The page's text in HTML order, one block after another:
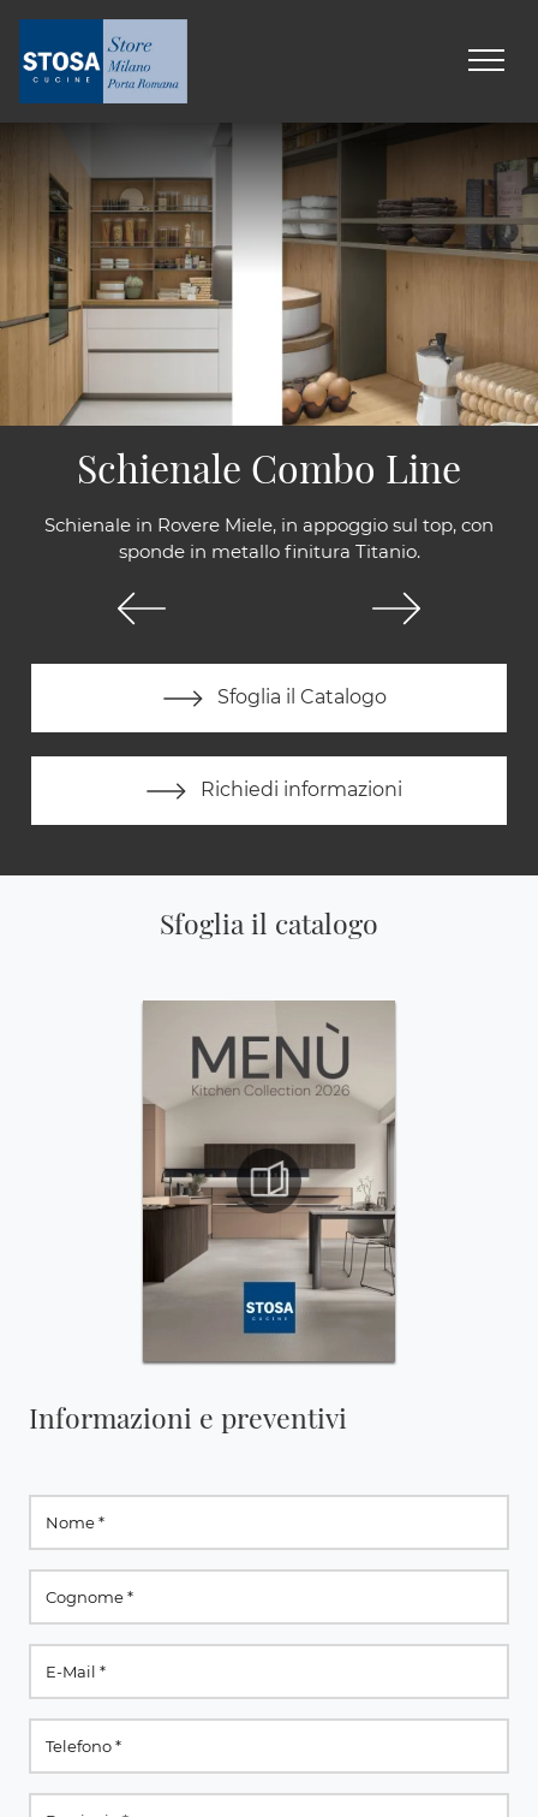
Schienale in Rovere Miele, in appoggio sul top, con
sponde in metallo finitura Titanio.
Sfoglia il Catalogo
Richiedi informazioni
Schienale Combo Line
Sfoglia il catalogo
Informazioni e preventivi